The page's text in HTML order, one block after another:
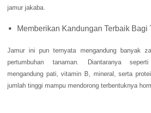
jamur jakaba.
Memberikan Kandungan Terbaik Bagi
Jamur ini pun ternyata mengandung banyak
pertumbuhan tanaman. Diantaranya
mengandung pati, vitamin B, mineral, serta
jumlah tinggi mampu mendorong terbentuknya